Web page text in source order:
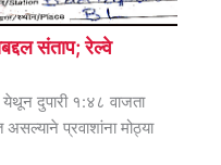
संताप; रेल्वे
दुपारी १:४८ वाजता
प्रवाशांना मोठ्या